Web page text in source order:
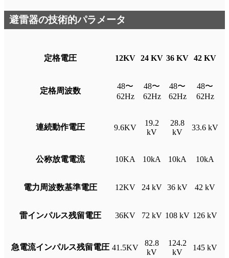
避雷器の技術的パラメータ
定格電圧 12KV 24 KV 36 KV 42 KV
定格周波数
48〜
62Hz
48〜
62Hz
48〜
62Hz
48〜
62Hz
連続動作電圧 9.6KV
19.2
kV
28.8
kV
33.6 kV
公称放電電流 10KA 10kA 10kA 10kA
電力周波数基準電圧 12KV 24 kV 36 kV 42 kV
雷インパルス残留電圧 36KV 72 kV 108 kV 126 kV
急電流インパルス残留電圧 41.5KV
82.8
kV
124.2
kV
145 kV